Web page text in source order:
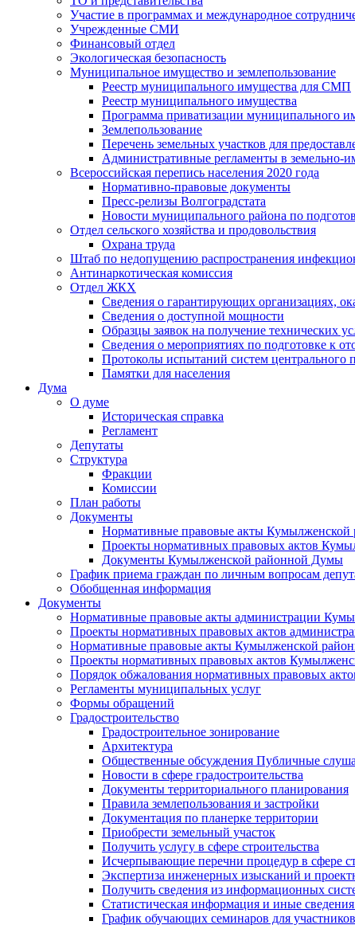
Участие в программах и международное
Учрежденные СМИ
Финансовый отдел
Экологическая безопасность
Муниципальное имущество и землепользование
Реестр муниципального имущества для СМП
Реестр муниципального имущества
Программа приватизации муниципального
Землепользование
Перечень земельных участков для
Административные регламенты в земельно-
Всероссийская перепись населения 2020 года
Нормативно-правовые документы
Пресс-релизы Волгоградстата
Новости муниципального района по
Отдел сельского хозяйства и продовольствия
Охрана труда
Штаб по недопущению распространения
Антинаркотическая комиссия
Отдел ЖКХ
Сведения о гарантирующих организациях,
Сведения о доступной мощности
Образцы заявок на получение технических
Сведения о мероприятиях по подготовке к
Протоколы испытаний систем центрального
Памятки для населения
Дума
О думе
Историческая справка
Регламент
Депутаты
Структура
Фракции
Комиссии
План работы
Документы
Нормативные правовые акты
Проекты нормативных правовых актов
Документы Кумылженской районной Думы
График приема граждан по личным вопросам
Обобщенная информация
Документы
Нормативные правовые акты администрации
Проекты нормативных правовых актов
Нормативные правовые акты Кумылженской
Проекты нормативных правовых актов
Порядок обжалования нормативных правовых
Регламенты муниципальных услуг
Формы обращений
Градостроительство
Градостроительное зонирование
Архитектура
Общественные обсуждения Публичные
Новости в сфере градостроительства
Документы территориального планирования
Правила землепользования и застройки
Документация по планерке территории
Приобрести земельный участок
Получить услугу в сфере строительства
Исчерпывающие перечни процедур в сфере
Экспертиза инженерных изысканий и
Получить сведения из информационных
Статистическая информация и иные сведения
График обучающих семинаров для